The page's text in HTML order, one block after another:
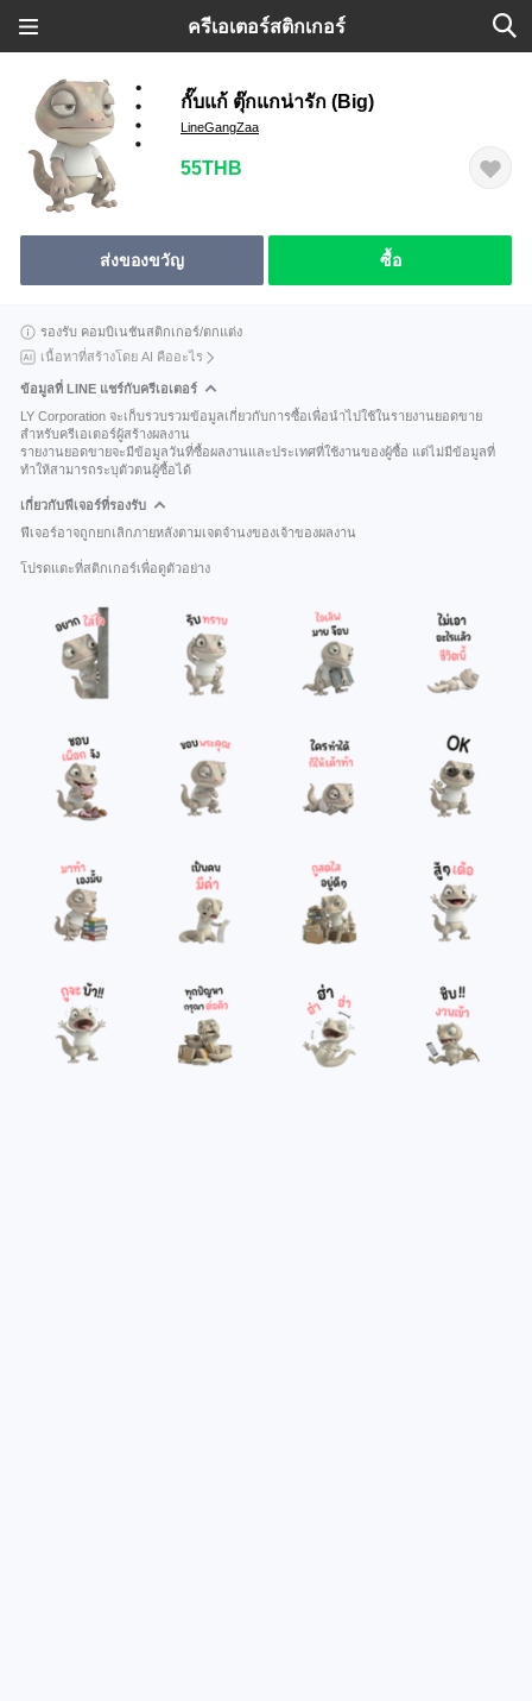
ครีเอเตอร์สติกเกอร์
กั๊บแก้ ตุ๊กแกน่ารัก (Big)
LineGangZaa
55THB
ส่งของขวัญ ซื้อ
รองรับ คอมบิเนชันสติกเกอร์/ตกแต่ง
เนื้อหาที่สร้างโดย AI คืออะไร
ข้อมูลที่ LINE แชร์กับครีเอเตอร์
LY Corporation จะเก็บรวบรวมข้อมูลเกี่ยวกับการซื้อเพื่อนำไปใช้ในรายงานยอดขาย
สำหรับครีเอเตอร์ผู้สร้างผลงาน
รายงานยอดขายจะมีข้อมูลวันที่ซื้อผลงานและประเทศที่ใช้งานของผู้ซื้อ แต่ไม่มีข้อมูลที่
ทำให้สามารถระบุตัวตนผู้ซื้อได้
เกี่ยวกับฟีเจอร์ที่รองรับ
ฟีเจอร์อาจถูกยกเลิกภายหลังตามเจตจำนงของเจ้าของผลงาน
โปรดแตะที่สติกเกอร์เพื่อดูตัวอย่าง